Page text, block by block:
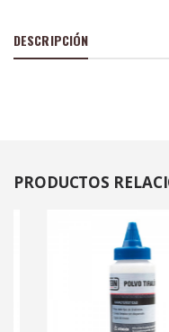
DESCRIPCIÓN
PRODUCTOS